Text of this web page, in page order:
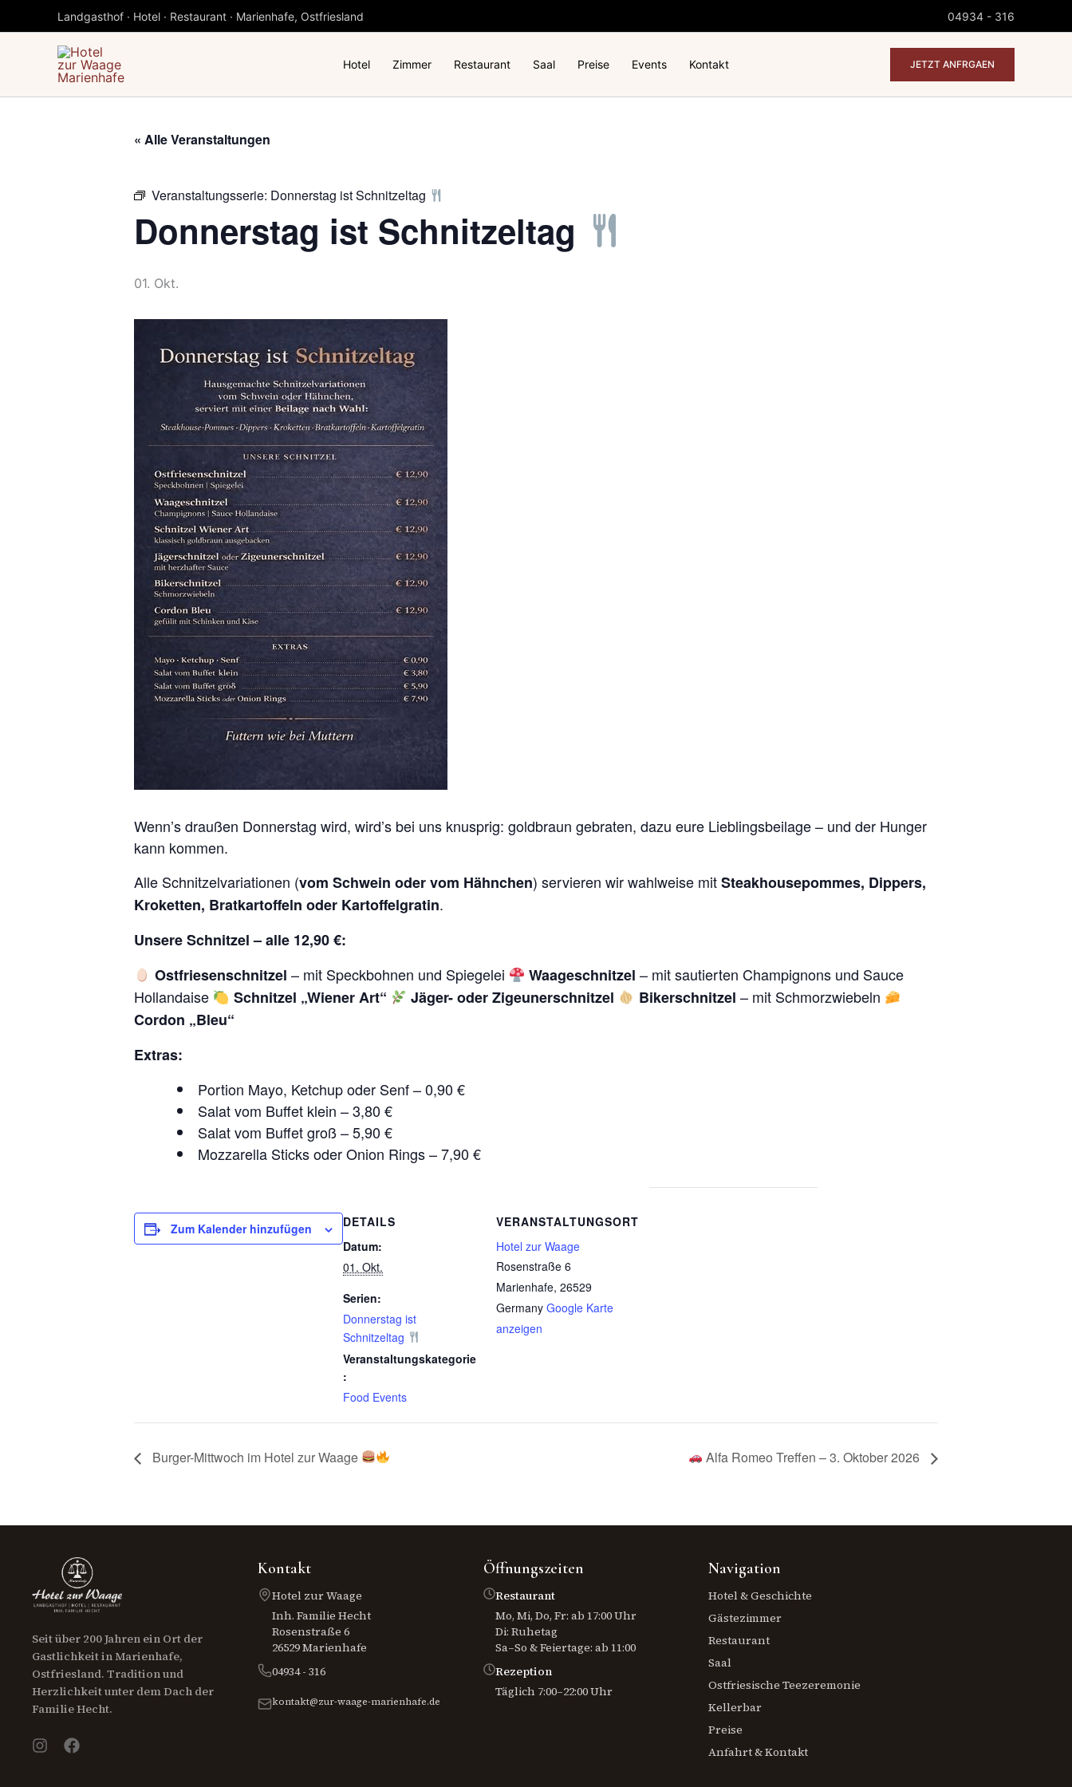
Inhalt
Landgasthof · Hotel · Restaurant · Marienhafe, Ostfriesland 04934 - 316
Hotel Zimmer Restaurant Saal Preise Events Kontakt JETZT ANFRGAEN
« Alle Veranstaltungen
Veranstaltungsserie: Donnerstag ist Schnitzeltag
Donnerstag ist Schnitzeltag
01. Okt.
Wenn’s draußen Donnerstag wird, wird’s bei uns knusprig: goldbraun gebraten, dazu eure Lieblingsbeilage – und der Hunger
kann kommen.
Alle Schnitzelvariationen (vom Schwein oder vom Hähnchen) servieren wir wahlweise mitSteakhousepommes, Dippers,
Kroketten, Bratkartoffeln oder Kartoffelgratin.
Unsere Schnitzel – alle 12,90 €:
Ostfriesenschnitzel – mit Speckbohnen und Spiegelei Waageschnitzel – mit sautierten Champignons und Sauce
Hollandaise
Schnitzel „Wiener Art“ Jäger- oder Zigeunerschnitzel Bikerschnitzel – mit Schmorzwiebeln
Cordon „Bleu“
Extras:
Portion Mayo, Ketchup oder Senf – 0,90 €
Salat vom Buffet klein – 3,80 €
Salat vom Buffet groß – 5,90 €
Mozzarella Sticks oder Onion Rings – 7,90 €
Zum Kalender hinzufügen
DETAILS
Datum:
01. Okt.
Serien:
Donnerstag ist
Schnitzeltag
Veranstaltungskategorie
:
Food Events
VERANSTALTUNGSORT
Hotel zur Waage
Rosenstraße 6
Marienhafe, 26529
Germany Google Karte
anzeigen
Burger-Mittwoch im Hotel zur Waage Alfa Romeo Treffen – 3. Oktober 2026
Seit über 200 Jahren ein Ort der
Gastlichkeit in Marienhafe,
Ostfriesland. Tradition und
Herzlichkeit unter dem Dach der
Familie Hecht.
Kontakt
Hotel zur Waage
Inh. Familie Hecht
Rosenstraße 6
26529 Marienhafe
04934 - 316
kontakt@zur-waage-marienhafe.de
Öffnungszeiten
Restaurant
Mo, Mi, Do, Fr: ab 17:00 Uhr
Di: Ruhetag
Sa–So & Feiertage: ab 11:00
Rezeption
Täglich 7:00–22:00 Uhr
Navigation
Hotel & Geschichte
Gästezimmer
Restaurant
Saal
Ostfriesische Teezeremonie
Kellerbar
Preise
Anfahrt & Kontakt